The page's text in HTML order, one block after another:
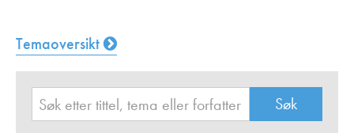
Temaoversikt